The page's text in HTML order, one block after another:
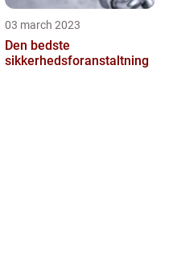
03 march 2023
Den bedste
sikkerhedsforanstaltning